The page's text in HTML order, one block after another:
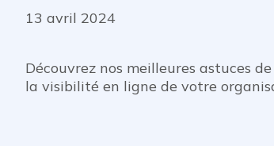
13 avril 2024
Découvrez nos meilleures astuces
la visibilité en ligne de votre